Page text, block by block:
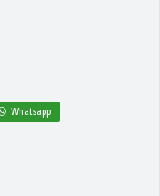
Whatsapp